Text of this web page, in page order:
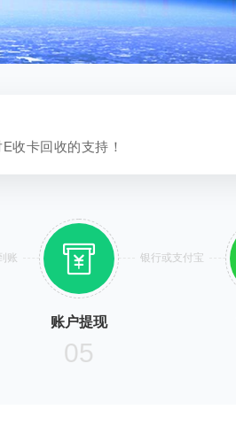
收卡回收的支持！
账 
账户提现
05
银行或支付宝